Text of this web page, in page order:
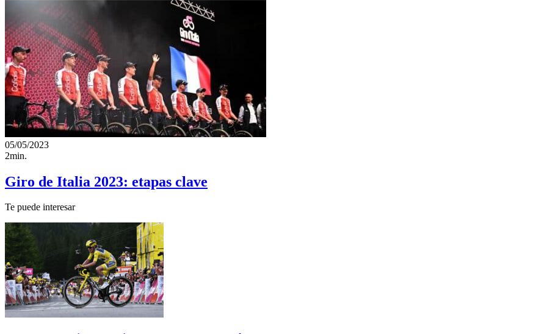
05/05/2023
2min.
Giro de Italia 2023: etapas clave
Te puede interesar